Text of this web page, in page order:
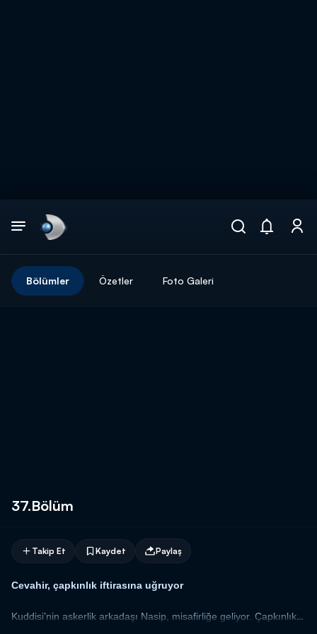
Bölümler Özetler Foto Galeri
37.Bölüm
Takip Et Kaydet Paylaş
Cevahir, çapkınlık iftirasına uğruyor
Kuddisi’nin askerlik arkadaşı Nasip, misafirliğe geliyor. Çapkınlık